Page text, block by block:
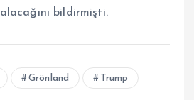
bildirmişti.
Grönland Trump